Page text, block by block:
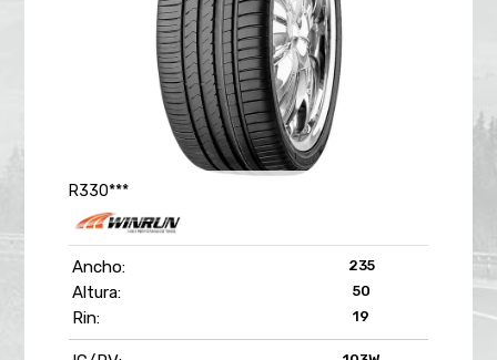
R330***
Ancho: 235
Altura: 50
Rin: 19